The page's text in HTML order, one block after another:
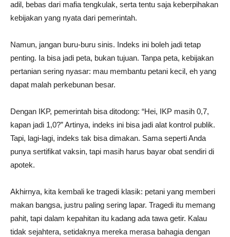
adil, bebas dari mafia tengkulak, serta tentu saja keberpihakan
kebijakan yang nyata dari pemerintah.
Namun, jangan buru-buru sinis. Indeks ini boleh jadi tetap
penting. Ia bisa jadi peta, bukan tujuan. Tanpa peta, kebijakan
pertanian sering nyasar: mau membantu petani kecil, eh yang
dapat malah perkebunan besar.
Dengan IKP, pemerintah bisa ditodong: “Hei, IKP masih 0,7,
kapan jadi 1,0?” Artinya, indeks ini bisa jadi alat kontrol publik.
Tapi, lagi-lagi, indeks tak bisa dimakan. Sama seperti Anda
punya sertifikat vaksin, tapi masih harus bayar obat sendiri di
apotek.
Akhirnya, kita kembali ke tragedi klasik: petani yang memberi
makan bangsa, justru paling sering lapar. Tragedi itu memang
pahit, tapi dalam kepahitan itu kadang ada tawa getir. Kalau
tidak sejahtera, setidaknya mereka merasa bahagia dengan